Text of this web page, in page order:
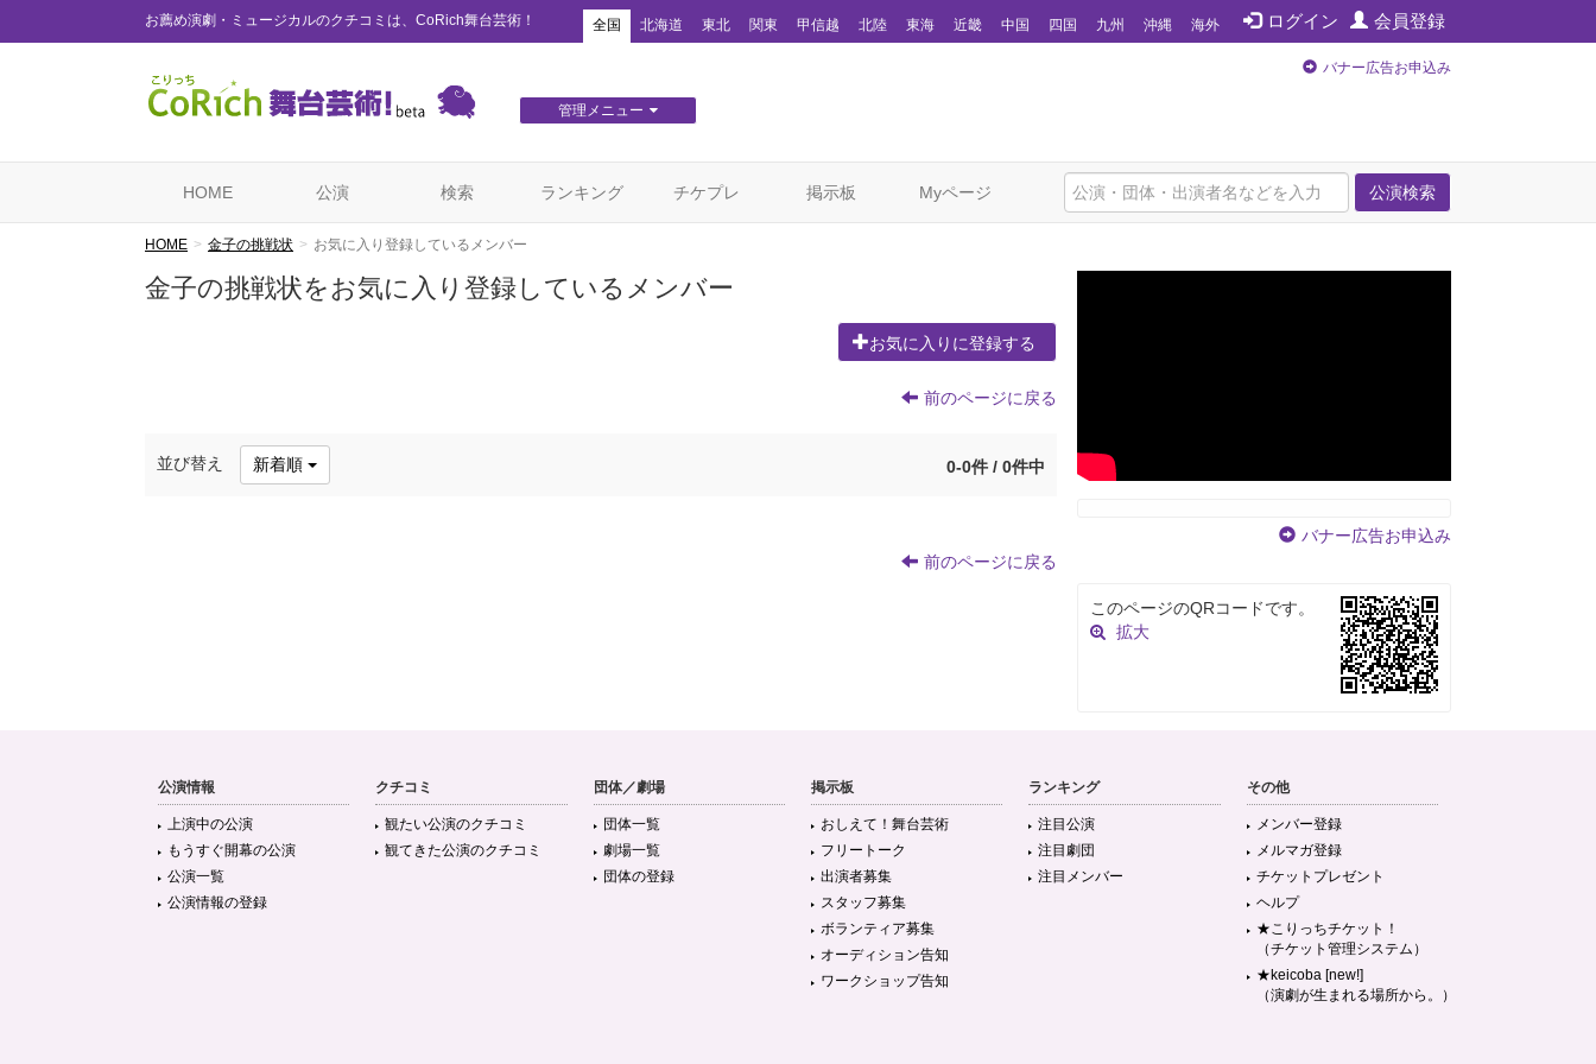
お薦め演劇・ミュージカルのクチコミは、CoRich舞台芸術！ ログイン 会員登録
全国 北海道 東北 関東 甲信越 北陸 東海 近畿 中国 四国 九州 沖縄 海外
管理メニュー
バナー広告お申込み
公演検索
HOME 公演 検索 ランキング チケプレ 掲示板 Myページ
HOME 金子の挑戦状 お気に入り登録しているメンバー
金子の挑戦状をお気に入り登録しているメンバー
お気に入りに登録する
前のページに戻る
並び替え 新着順 0-0件 / 0件中
前のページに戻る
バナー広告お申込み
このページのQRコードです。
拡大
公演情報
上演中の公演
もうすぐ開幕の公演
公演一覧
公演情報の登録
クチコミ
観たい公演のクチコミ
観てきた公演のクチコミ
団体／劇場
団体一覧
劇場一覧
団体の登録
掲示板
おしえて！舞台芸術
フリートーク
出演者募集
スタッフ募集
ボランティア募集
オーディション告知
ワークショップ告知
ランキング
注目公演
注目劇団
注目メンバー
その他
メンバー登録
メルマガ登録
チケットプレゼント
ヘルプ
★こりっちチケット！
（チケット管理システム）
★keicoba [new!]
（演劇が生まれる場所から。）